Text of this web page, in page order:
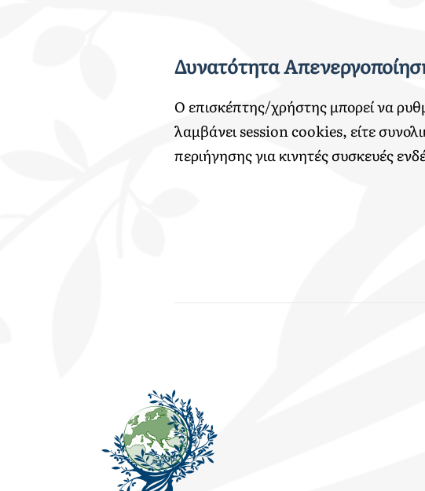
Δυνατότητα
O επισκέπτης/χρήστης μπορεί να
λαμβάνει session cookies, είτε
περιήγησης για κινητές συσκευές